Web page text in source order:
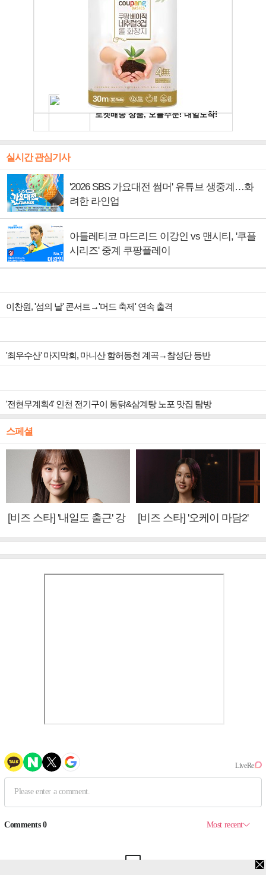
실시간 관심기사
'2026 SBS 가요대전 썸머' 유튜브 생중계…화
려한 라인업
아틀레티코 마드리드 이강인 vs 맨시티, '쿠플
시리즈' 중계 쿠팡플레이
이찬원, '섬의 날' 콘서트→'머드 축제' 연속 출격
'최우수산' 마지막회, 마니산 함허동천 계곡→참성단 등반
'전현무계획4' 인천 전기구이 통닭&삼계탕 노포 맛집 탐방
스페셜
[비즈 스타] '내일도 출근' 강
[비즈 스타] '오케이 마담2'